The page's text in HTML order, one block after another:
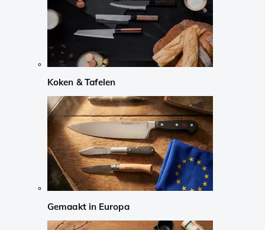
Koken & Tafelen
Gemaakt in Europa